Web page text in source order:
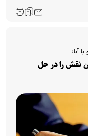
آنا:
نقش را در حل